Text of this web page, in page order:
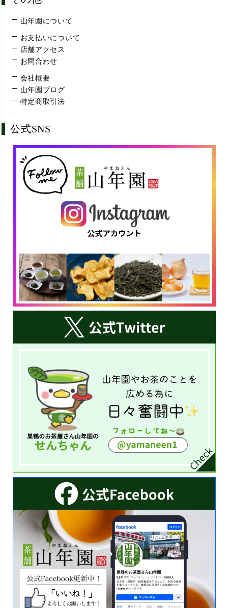
山年園について
お支払いについて
店舗アクセス
お問合わせ
会社概要
山年園ブログ
特定商取引法
公式SNS